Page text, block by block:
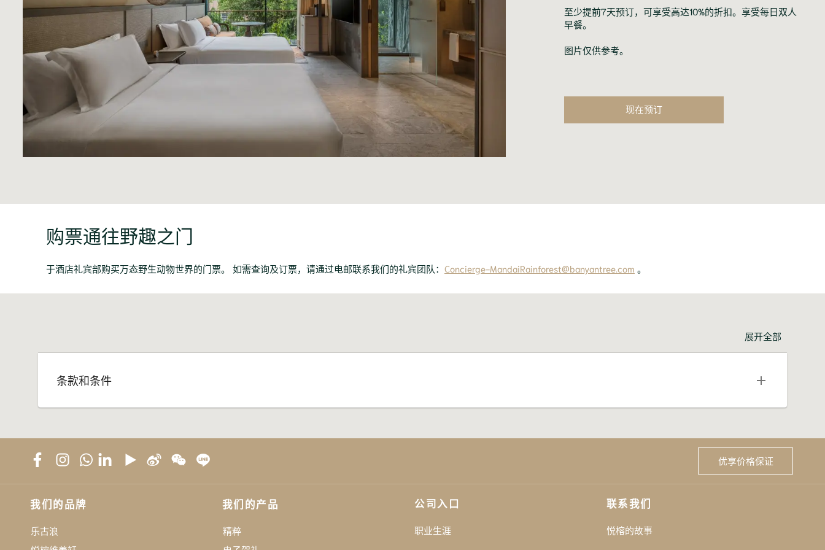
至少提前7天预订，可享受高达10%的折扣。享受每日双人
早餐。
图片仅供参考。
现在预订
购票通往野趣之门
于酒店礼宾部购买万态野生动物世界的门票。 如需查询及订票，请通过电邮联系我们的礼宾团队： Concierge-MandaiRainforest@banyantree.com 。
展开全部
条款和条件
优享价格保证
我们的品牌
乐古浪
我们的产品
精粹
公司入口
职业生涯
联系我们
悦榕的故事